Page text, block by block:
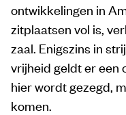
ontwikkelingen in
zitplaatsen vol is,
zaal. Enigszins in
vrijheid geldt er een
hier wordt gezegd,
komen.